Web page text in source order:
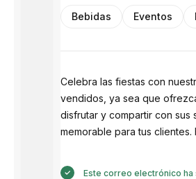
Bebidas Eventos
Celebra las fiestas con
vendidos, ya sea que
disfrutar y compartir con sus
memorable para tus
Este correo electrónico